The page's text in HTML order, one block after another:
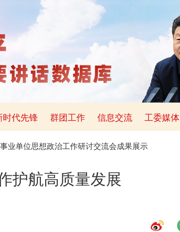
时代先锋 群团工作 信息交流 工委媒体
业单位思想政治工作研讨交流会成果展示
护航高质量发展